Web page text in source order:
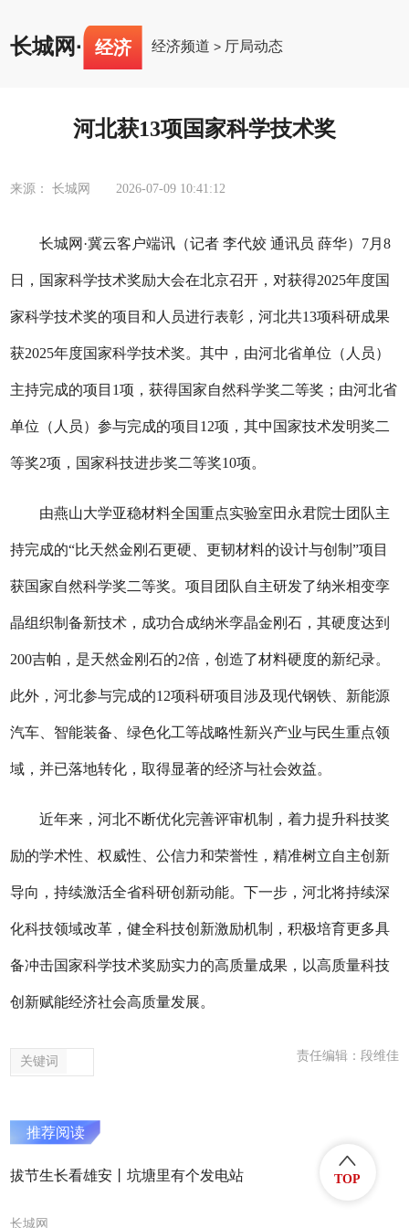
长城网· 经济 经济频道 > 厅局动态
河北获13项国家科学技术奖
来源： 长城网 2026-07-09 10:41:12
长城网·冀云客户端讯（记者 李代姣 通讯员 薛华）7月8
日，国家科学技术奖励大会在北京召开，对获得2025年度国
家科学技术奖的项目和人员进行表彰，河北共13项科研成果
获2025年度国家科学技术奖。其中，由河北省单位（人员）
主持完成的项目1项，获得国家自然科学奖二等奖；由河北省
单位（人员）参与完成的项目12项，其中国家技术发明奖二
等奖2项，国家科技进步奖二等奖10项。
由燕山大学亚稳材料全国重点实验室田永君院士团队主
持完成的“比天然金刚石更硬、更韧材料的设计与创制”项目
获国家自然科学奖二等奖。项目团队自主研发了纳米相变孪
晶组织制备新技术，成功合成纳米孪晶金刚石，其硬度达到
200吉帕，是天然金刚石的2倍，创造了材料硬度的新纪录。
此外，河北参与完成的12项科研项目涉及现代钢铁、新能源
汽车、智能装备、绿色化工等战略性新兴产业与民生重点领
域，并已落地转化，取得显著的经济与社会效益。
近年来，河北不断优化完善评审机制，着力提升科技奖
励的学术性、权威性、公信力和荣誉性，精准树立自主创新
导向，持续激活全省科研创新动能。下一步，河北将持续深
化科技领域改革，健全科技创新激励机制，积极培育更多具
备冲击国家科学技术奖励实力的高质量成果，以高质量科技
创新赋能经济社会高质量发展。
关键词 责任编辑：段维佳
推荐阅读
拔节生长看雄安丨坑塘里有个发电站
长城网
TOP